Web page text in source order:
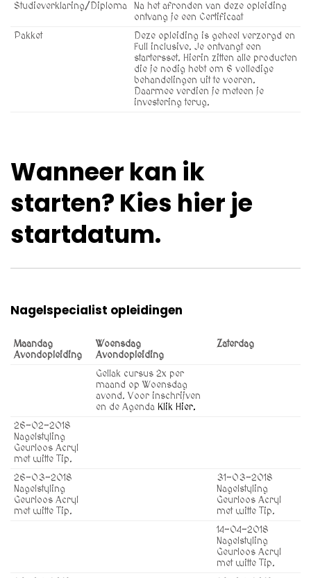
Studieverklaring/Diploma
Na het afronden van deze opleiding
ontvang je een Certificaat
Pakket
Deze opleiding is geheel verzorgd en
Full inclusive. Je ontvangt een
startersset. Hierin zitten alle producten
die je nodig hebt om 6 volledige
behandelingen uit te voeren.
Daarmee verdien je meteen je
investering terug.
Wanneer kan ik
starten? Kies hier je
startdatum.
Nagelspecialist opleidingen
Maandag
Avondopleiding
Woensdag
Avondopleiding
Zaterdag
Gellak cursus 2x per
maand op Woensdag
avond. Voor inschrijven
en de Agenda Klik Hier.
26-02-2018
Nagelstyling
Geurloos Acryl
met witte Tip.
26-03-2018
Nagelstyling
Geurloos Acryl
met witte Tip.
31-03-2018
Nagelstyling
Geurloos Acryl
met witte Tip.
14-04-2018
Nagelstyling
Geurloos Acryl
met witte Tip.